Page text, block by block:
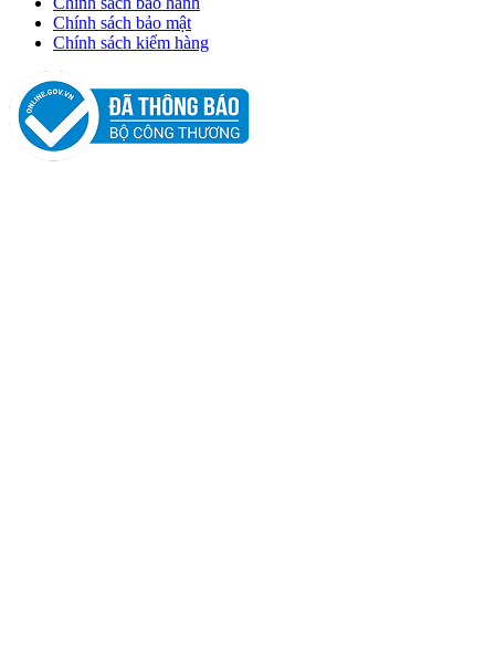
Chính sách bảo mật
Chính sách kiểm hàng